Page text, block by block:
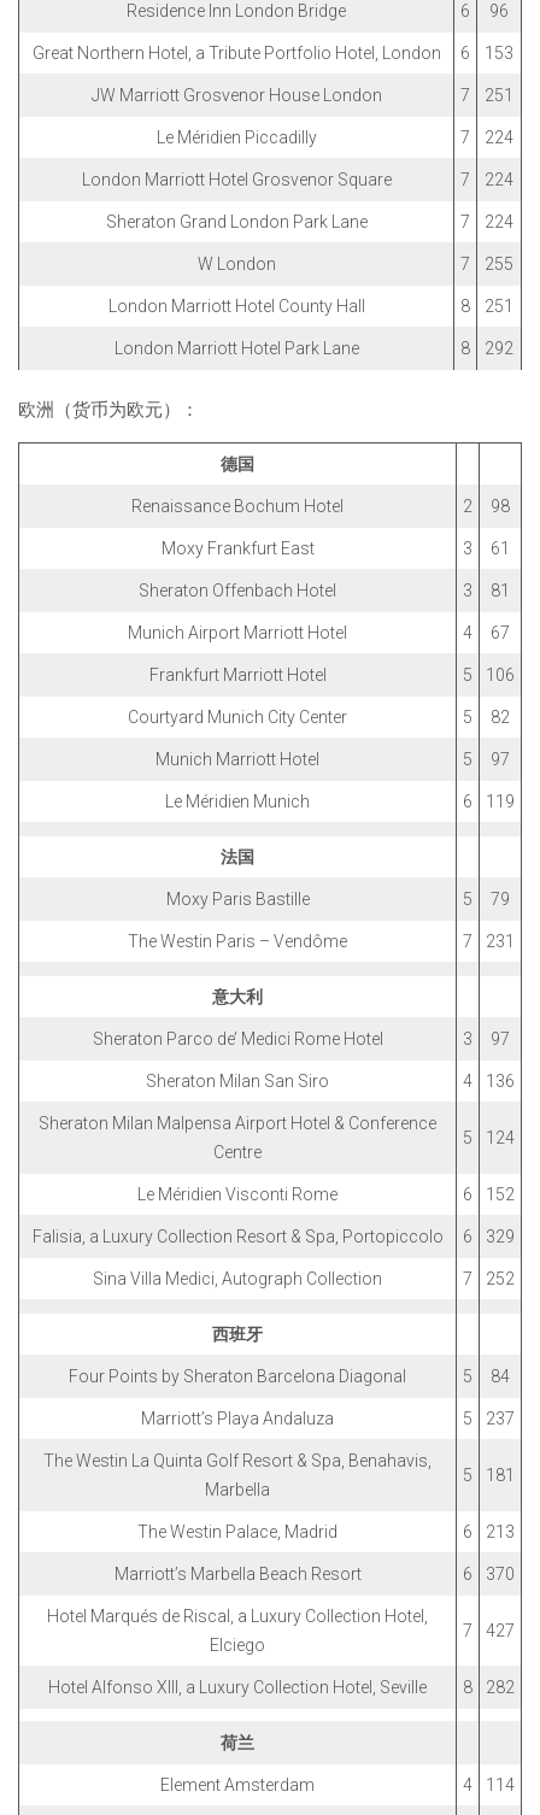
Residence Inn London Bridge 6 96
Great Northern Hotel, a Tribute Portfolio Hotel, London 6 153
JW Marriott Grosvenor House London 7 251
Le Méridien Piccadilly 7 224
London Marriott Hotel Grosvenor Square 7 224
Sheraton Grand London Park Lane 7 224
W London 7 255
London Marriott Hotel County Hall 8 251
London Marriott Hotel Park Lane 8 292
欧洲（货币为欧元）：
德国
Renaissance Bochum Hotel 2 98
Moxy Frankfurt East 3 61
Sheraton Offenbach Hotel 3 81
Munich Airport Marriott Hotel 4 67
Frankfurt Marriott Hotel 5 106
Courtyard Munich City Center 5 82
Munich Marriott Hotel 5 97
Le Méridien Munich 6 119
法国
Moxy Paris Bastille 5 79
The Westin Paris – Vendôme 7 231
意大利
Sheraton Parco de’ Medici Rome Hotel 3 97
Sheraton Milan San Siro 4 136
Sheraton Milan Malpensa Airport Hotel & Conference
Centre
5 124
Le Méridien Visconti Rome 6 152
Falisia, a Luxury Collection Resort & Spa, Portopiccolo 6 329
Sina Villa Medici, Autograph Collection 7 252
西班牙
Four Points by Sheraton Barcelona Diagonal 5 84
Marriott’s Playa Andaluza 5 237
The Westin La Quinta Golf Resort & Spa, Benahavis,
Marbella
5 181
The Westin Palace, Madrid 6 213
Marriott’s Marbella Beach Resort 6 370
Hotel Marqués de Riscal, a Luxury Collection Hotel,
Elciego
7 427
Hotel Alfonso XIII, a Luxury Collection Hotel, Seville 8 282
荷兰
Element Amsterdam 4 114